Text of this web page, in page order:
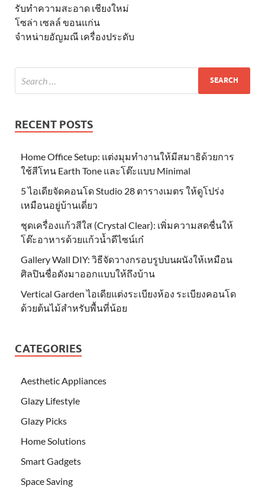
รับทำความสะอาด เชียงใหม่
โซล่า เซลล์ ขอนแก่น
จำหน่ายอัญมณี เครื่องประดับ
RECENT POSTS
Home Office Setup: แต่งมุมทำงานให้มีสมาธิด้วยการ
ใช้สีโทน Earth Tone และโต๊ะแบบ Minimal
5 ไอเดียจัดคอนโด Studio 28 ตารางเมตร ให้ดูโปร่ง
เหมือนอยู่บ้านเดี่ยว
ชุดเครื่องแก้วสีใส (Crystal Clear): เพิ่มความสดชื่นให้
โต๊ะอาหารด้วยแก้วน้ำดีไซน์เก๋
Gallery Wall DIY: วิธีจัดวางกรอบรูปบนผนังให้เหมือน
ศิลปินชื่อดังมาออกแบบให้ถึงบ้าน
Vertical Garden ไอเดียแต่งระเบียงห้อง ระเบียงคอนโด
ด้วยต้นไม้สำหรับพื้นที่น้อย
CATEGORIES
Aesthetic Appliances
Glazy Lifestyle
Glazy Picks
Home Solutions
Smart Gadgets
Space Saving